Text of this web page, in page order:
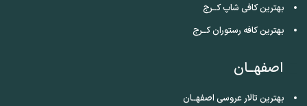
بهترین کافی شاپ کــرج
بهترین کافه رستوران کــرج
اصفهــان
بهترین تالار عروسی اصفهــان